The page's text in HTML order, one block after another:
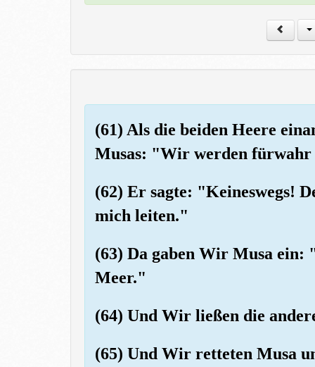
(61) Als die beiden Heere
Musas: "Wir werden
(62) Er sagte: "Keineswegs!
mich leiten."
(63) Da gaben Wir Musa ein:
Meer."
(64) Und Wir ließen die
(65) Und Wir retteten Musa